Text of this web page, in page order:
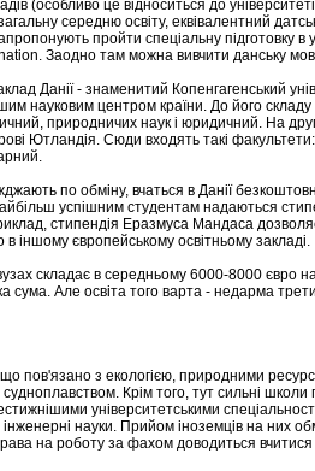
(особливо це відноситься до
середню освіту, еквівалентний
пройти спеціальну підготовку в
Заодно там можна вивчити данську
Данії - знаменитий Копенгагенський
науковим центром країни. До його складу
природничих наук і юридичний. На
Ютландія. Сюди входять такі
по обміну, вчаться в Данії
успішним студентам надаються
стипендія Еразмуса Мандаса
в іншому європейському освітньому закладі.
складає в середньому 6000-8000 євро
сума. Але освіта того варта - недарма
пов'язано з екологією, природними
Крім того, тут сильні школи
університетськими
науки. Прийом іноземців на них
на роботу за фахом доводиться